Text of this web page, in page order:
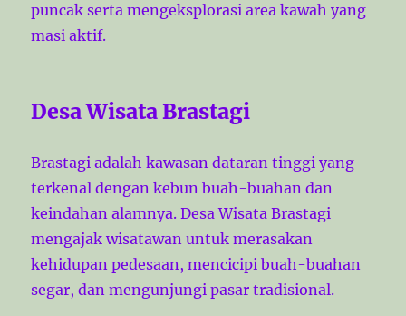
puncak serta mengeksplorasi area kawah yang
masi aktif.
Desa Wisata Brastagi
Brastagi adalah kawasan dataran tinggi yang
terkenal dengan kebun buah-buahan dan
keindahan alamnya. Desa Wisata Brastagi
mengajak wisatawan untuk merasakan
kehidupan pedesaan, mencicipi buah-buahan
segar, dan mengunjungi pasar tradisional.